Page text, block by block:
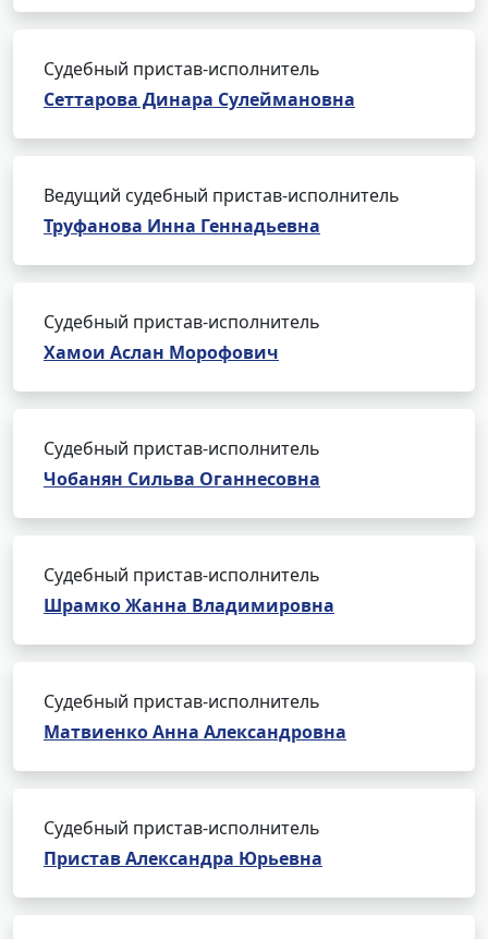
Судебный пристав-исполнитель
Сеттарова Динара Сулеймановна
Ведущий судебный пристав-исполнитель
Труфанова Инна Геннадьевна
Судебный пристав-исполнитель
Хамои Аслан Морофович
Судебный пристав-исполнитель
Чобанян Сильва Оганнесовна
Судебный пристав-исполнитель
Шрамко Жанна Владимировна
Судебный пристав-исполнитель
Матвиенко Анна Александровна
Судебный пристав-исполнитель
Пристав Александра Юрьевна